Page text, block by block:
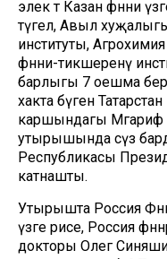
элек тә Казан фәнни
түгел, Авыл
институты, Агрохимия
фәнни-тикшеренү
барлыгы 7 оешма бер
хакта бүген
каршындагы Мәгариф
утырышында сүз
Республикасы
катнашты.
Утырышта Россия
үзәге рәисе, Россия
докторы Олег